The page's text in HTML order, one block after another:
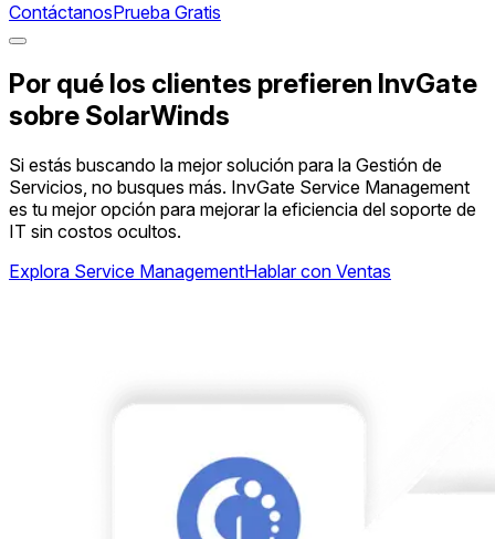
ContáctanosPrueba Gratis
Por qué los clientes prefieren InvGate
sobre SolarWinds
Si estás buscando la mejor solución para la Gestión de
Servicios, no busques más. InvGate Service Management
es tu mejor opción para mejorar la eficiencia del soporte de
IT sin costos ocultos.
Explora Service ManagementHablar con Ventas